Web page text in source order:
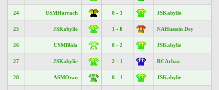
24 USMHarrach 0 - 1 JSKabylie
25 JSKabylie 1 - 0 NAHussein Dey
26 USMBlida 0 - 2 JSKabylie
27 JSKabylie 2 - 1 RCArbaa
28 ASMOran 0 - 1 JSKabylie